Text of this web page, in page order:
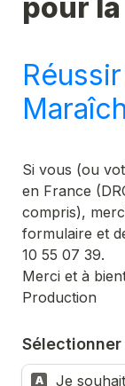
Si vous (ou
en France
compris),
formulaire et
10 55 07 39.
Merci et à
Production
A Je